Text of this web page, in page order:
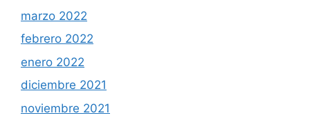
marzo 2022
febrero 2022
enero 2022
diciembre 2021
noviembre 2021